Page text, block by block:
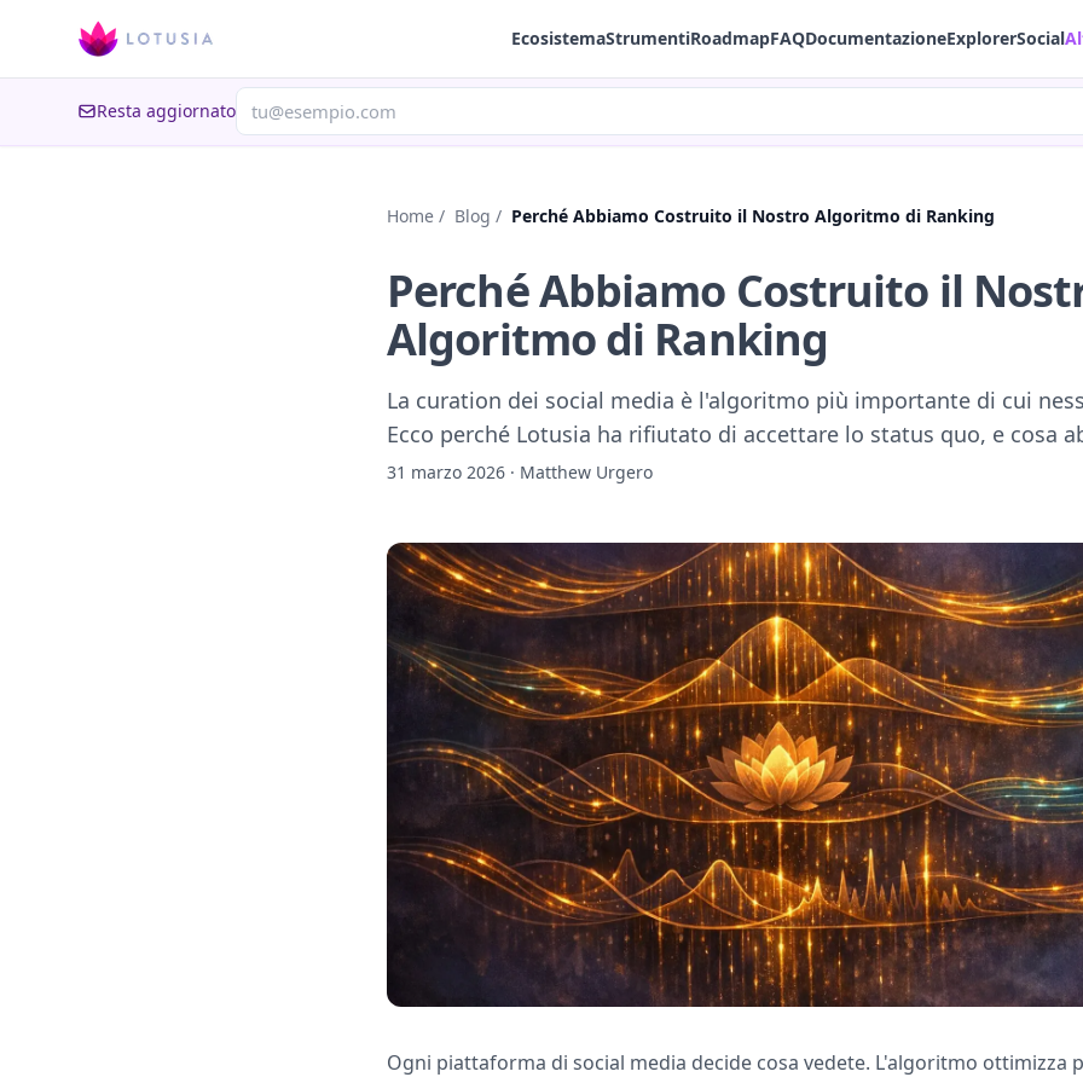
EcosistemaStrumentiRoadmapFAQDocumentazioneExplorerSocial
Resta aggiornato
Home / Blog / Perché Abbiamo Costruito il Nostro Algoritmo di Ranking
Perché Abbiamo Costruito il
Algoritmo di Ranking
La curation dei social media è l'algoritmo più importante di cui
Ecco perché Lotusia ha rifiutato di accettare lo status quo, e cosa
31 marzo 2026 · Matthew Urgero
Ogni piattaforma di social media decide cosa vedete. L'algoritmo ottimizza